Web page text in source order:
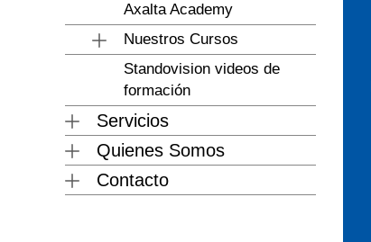
Axalta Academy
Nuestros Cursos
Standovision videos de
formación
Servicios
Quienes Somos
Contacto